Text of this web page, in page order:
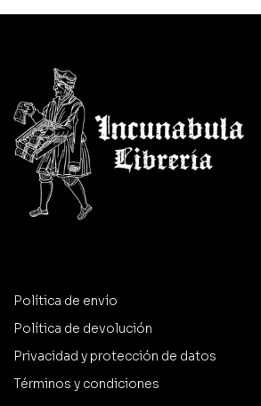
Política de envío
Política de devolución
Privacidad y protección de datos
Términos y condiciones